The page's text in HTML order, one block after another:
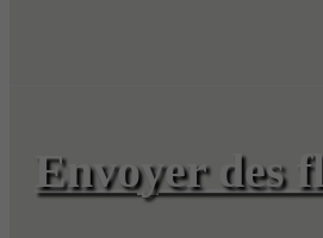
Envoyer des